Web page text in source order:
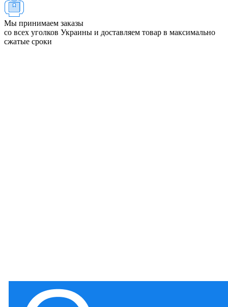
Мы принимаем заказы
со всех уголков Украины и доставляем товар в максимально
сжатые сроки